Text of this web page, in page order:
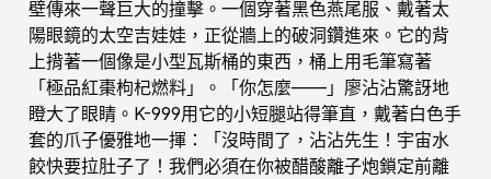
壁傳來一聲巨大的撞擊。一個穿著黑色燕尾服、戴著太
陽眼鏡的太空吉娃娃，正從牆上的破洞鑽進來。它的背
上揹著一個像是小型瓦斯桶的東西，桶上用毛筆寫著
「極品紅棗枸杞燃料」。「你怎麼——」廖沾沾驚訝地
瞪大了眼睛。K-999用它的小短腿站得筆直，戴著白色手
套的爪子優雅地一揮：「沒時間了，沾沾先生！宇宙水
餃快要拉肚子了！我們必須在你被醋酸離子炮鎖定前離